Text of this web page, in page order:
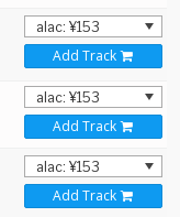
Add Track
Add Track
Add Track